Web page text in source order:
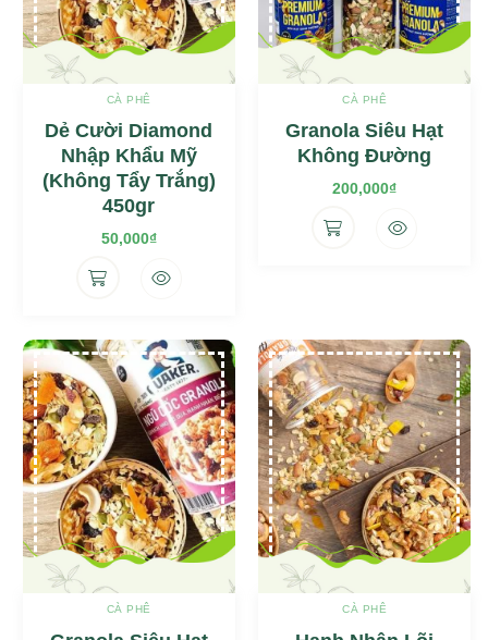
CÀ PHÊ
Dẻ Cười Diamond
Nhập Khẩu Mỹ
(không Tẩy Trắng)
450gr
50,000₫
CÀ PHÊ
Granola Siêu Hạt
Không Đường
200,000₫
CÀ PHÊ CÀ PHÊ